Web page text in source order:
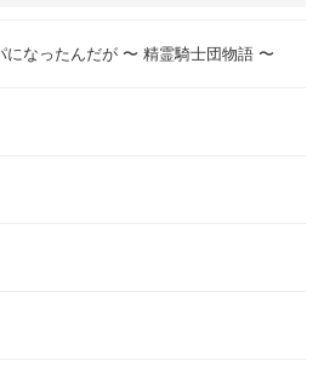
になったんだが 〜 精霊騎士団物語 〜